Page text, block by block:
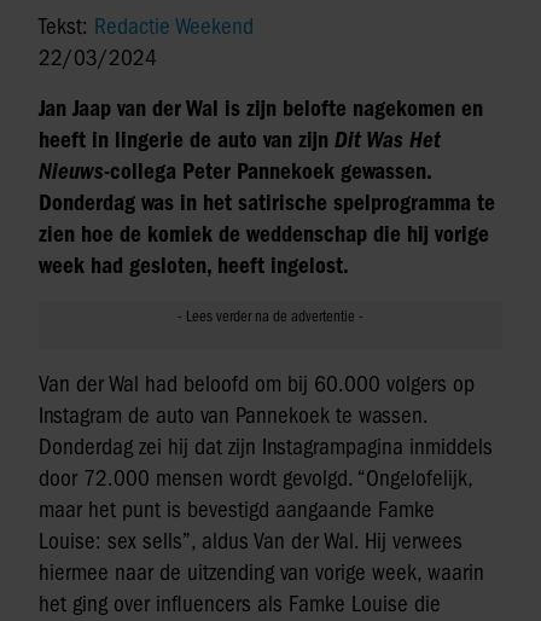
Tekst: Redactie Weekend
22/03/2024
Jan Jaap van der Wal is zijn belofte nagekomen en
heeft in lingerie de auto van zijn Dit Was Het
Nieuws-collega Peter Pannekoek gewassen.
Donderdag was in het satirische spelprogramma te
zien hoe de komiek de weddenschap die hij vorige
week had gesloten, heeft ingelost.
Van der Wal had beloofd om bij 60.000 volgers op
Instagram de auto van Pannekoek te wassen.
Donderdag zei hij dat zijn Instagrampagina inmiddels
door 72.000 mensen wordt gevolgd. “Ongelofelijk,
maar het punt is bevestigd aangaande Famke
Louise: sex sells”, aldus Van der Wal. Hij verwees
hiermee naar de uitzending van vorige week, waarin
het ging over influencers als Famke Louise die